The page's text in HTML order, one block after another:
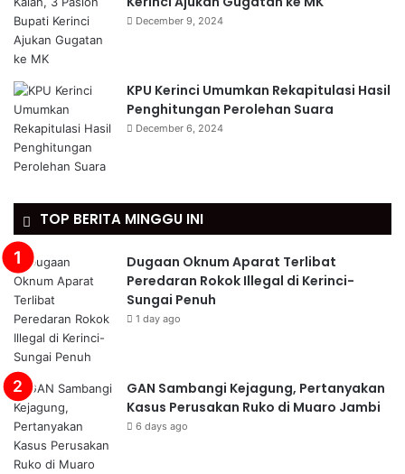
December 9, 2024
KPU Kerinci Umumkan Rekapitulasi Hasil
Penghitungan Perolehan Suara
December 6, 2024
TOP BERITA MINGGU INI
Dugaan Oknum Aparat Terlibat
Peredaran Rokok Illegal di Kerinci-
Sungai Penuh
1 day ago
GAN Sambangi Kejagung, Pertanyakan
Kasus Perusakan Ruko di Muaro Jambi
6 days ago